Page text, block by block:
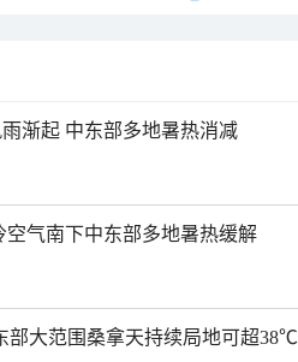
渐起 中东部多地暑热消减
空气南下中东部多地暑热缓解
部大范围桑拿天持续局地可超38℃